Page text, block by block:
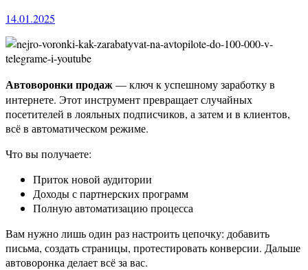
14.01.2025
Автоворонки продаж— ключ к успешному заработку в
интернете. Этот инструмент превращает случайных
посетителей в лояльных подписчиков, а затем и в клиентов,
всё в автоматическом режиме.
Что вы получаете:
Приток новой аудитории
Доходы с партнерских программ
Полную автоматизацию процесса
Вам нужно лишь один раз настроить цепочку: добавить
письма, создать страницы, протестировать конверсии. Дальше
автоворонка делает всё за вас.